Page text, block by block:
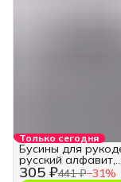
Только сегодня
305 ₽441 ₽−31%
Бусины для
русский алфавит,
кубики